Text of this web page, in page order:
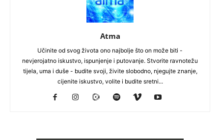
Atma
Učinite od svog života ono najbolje što on može biti -
nevjerojatno iskustvo, ispunjenje i putovanje. Stvorite ravnotežu
tijela, uma i duše - budite svoji, živite slobodno, njegujte znanje,
cijenite iskustvo, volite i budite sretni...